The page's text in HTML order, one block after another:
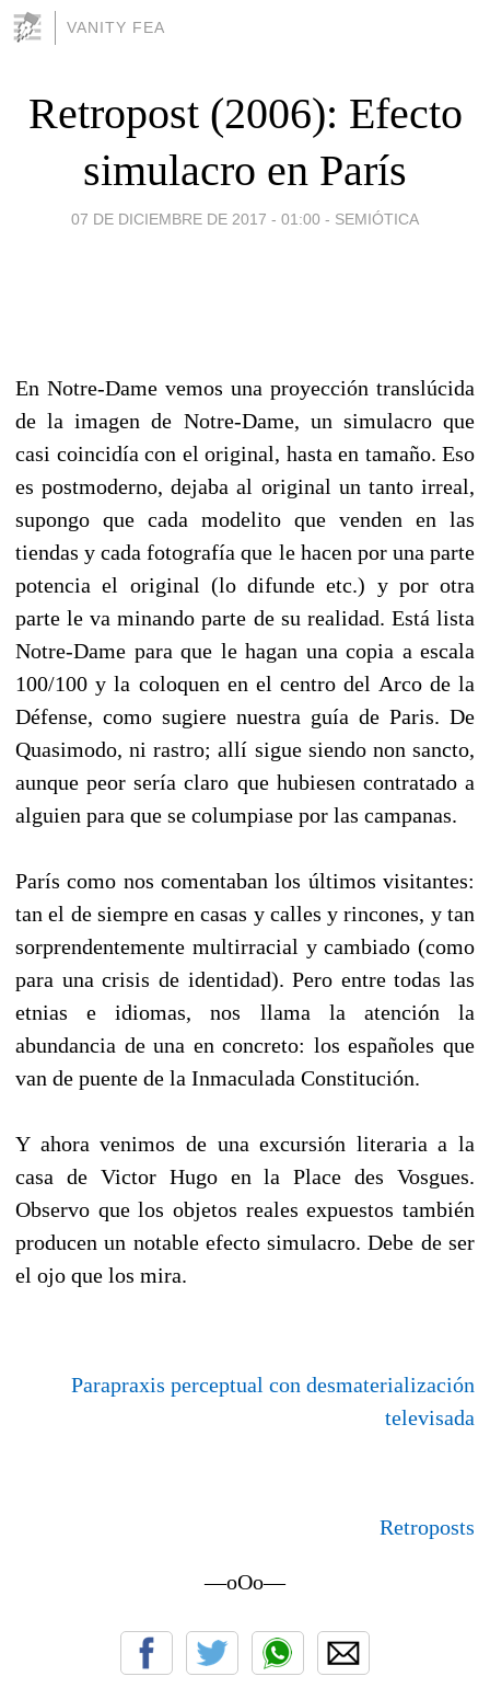
VANITY FEA
Retropost (2006): Efecto
simulacro en París
07 DE DICIEMBRE DE 2017 - 01:00 - SEMIÓTICA
En Notre-Dame vemos una proyección translúcida
de la imagen de Notre-Dame, un simulacro que
casi coincidía con el original, hasta en tamaño. Eso
es postmoderno, dejaba al original un tanto irreal,
supongo que cada modelito que venden en las
tiendas y cada fotografía que le hacen por una parte
potencia el original (lo difunde etc.) y por otra
parte le va minando parte de su realidad. Está lista
Notre-Dame para que le hagan una copia a escala
100/100 y la coloquen en el centro del Arco de la
Défense, como sugiere nuestra guía de Paris. De
Quasimodo, ni rastro; allí sigue siendo non sancto,
aunque peor sería claro que hubiesen contratado a
alguien para que se columpiase por las campanas.
París como nos comentaban los últimos visitantes:
tan el de siempre en casas y calles y rincones, y tan
sorprendentemente multirracial y cambiado (como
para una crisis de identidad). Pero entre todas las
etnias e idiomas, nos llama la atención la
abundancia de una en concreto: los españoles que
van de puente de la Inmaculada Constitución.
Y ahora venimos de una excursión literaria a la
casa de Victor Hugo en la Place des Vosgues.
Observo que los objetos reales expuestos también
producen un notable efecto simulacro. Debe de ser
el ojo que los mira.
Parapraxis perceptual con desmaterialización
televisada
Retroposts
—oOo—